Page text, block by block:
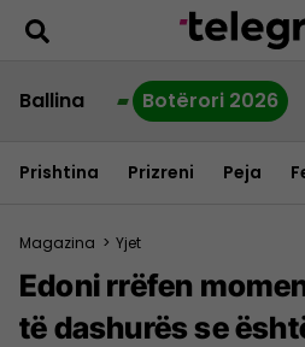
Ballina Botërori 2026
Prishtina Prizreni Peja
Magazina > Yjet
Edoni rrëfen
të dashurës se